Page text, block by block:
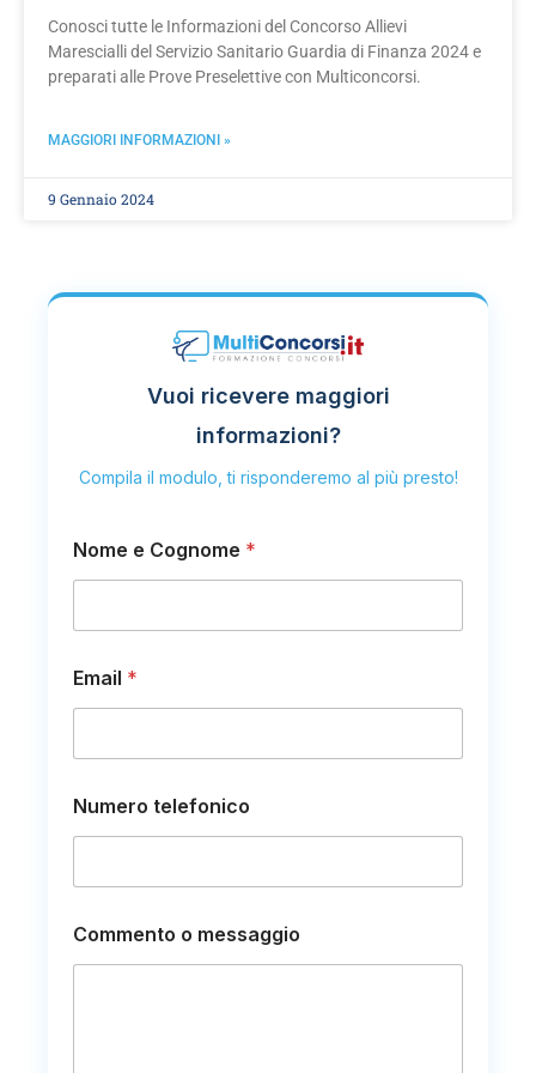
Conosci tutte le Informazioni del Concorso Allievi
Marescialli del Servizio Sanitario Guardia di Finanza 2024 e
preparati alle Prove Preselettive con Multiconcorsi.
MAGGIORI INFORMAZIONI »
9 Gennaio 2024
Vuoi ricevere maggiori
informazioni?
Compila il modulo, ti risponderemo al più presto!
Nome e Cognome *
Email *
e
s
g
i
o
Numero telefonico
Commento o messaggio